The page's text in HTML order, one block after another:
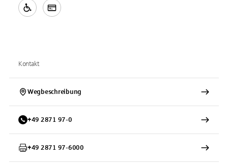
Kontakt
Wegbeschreibung
+49 2871 97-0
+49 2871 97-6000